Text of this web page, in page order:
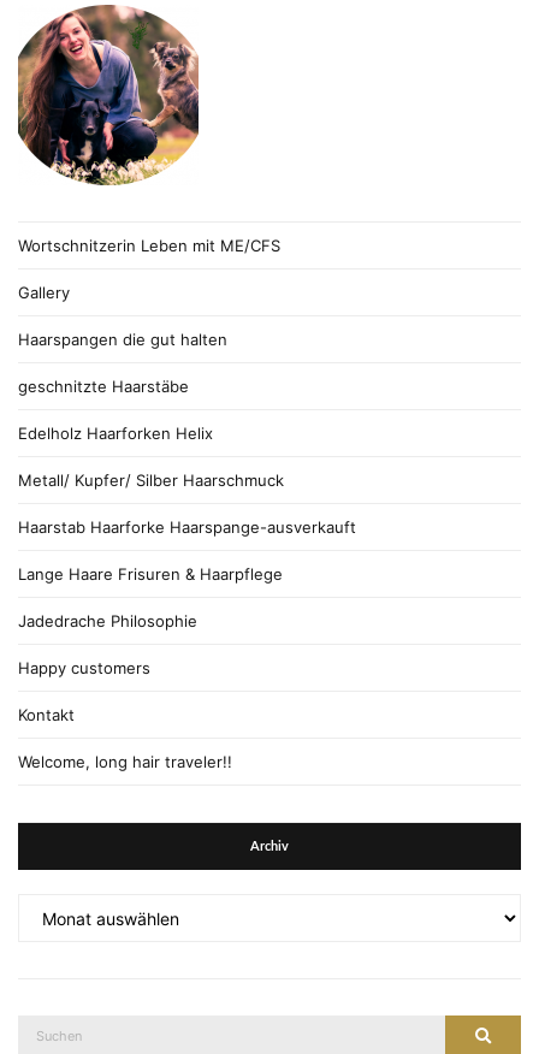
Wortschnitzerin Leben mit ME/CFS
Gallery
Haarspangen die gut halten
geschnitzte Haarstäbe
Edelholz Haarforken Helix
Metall/ Kupfer/ Silber Haarschmuck
Haarstab Haarforke Haarspange-ausverkauft
Lange Haare Frisuren & Haarpflege
Jadedrache Philosophie
Happy customers
Kontakt
Welcome, long hair traveler!!
Archiv
Suche